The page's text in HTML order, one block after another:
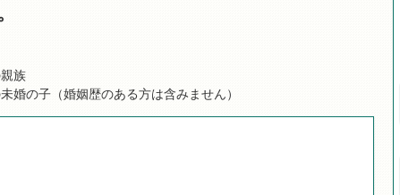
族
婚の子（婚姻歴のある方は含みません）